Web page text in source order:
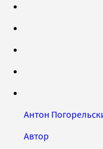
Антон
Автор